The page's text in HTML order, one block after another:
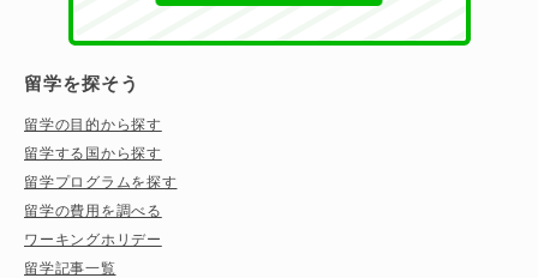
留学を探そう
留学の目的から探す
留学する国から探す
留学プログラムを探す
留学の費用を調べる
ワーキングホリデー
留学記事一覧